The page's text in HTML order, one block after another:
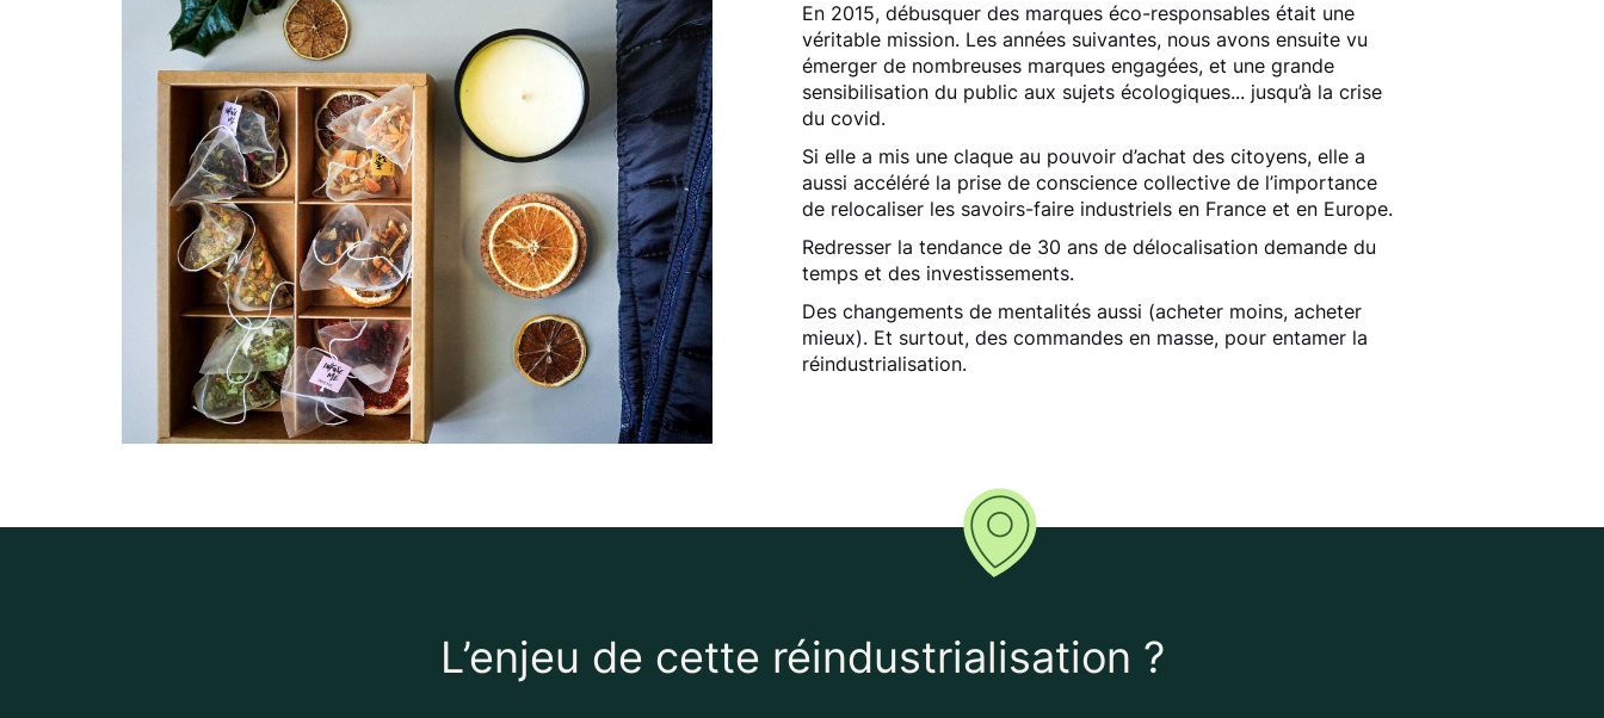
En 2015, débusquer des marques éco-responsables était une
véritable mission. Les années suivantes, nous avons ensuite vu
émerger de nombreuses marques engagées, et une grande
sensibilisation du public aux sujets écologiques... jusqu’à la crise
du covid.
Si elle a mis une claque au pouvoir d’achat des citoyens, elle a
aussi accéléré la prise de conscience collective de l’importance
de relocaliser les savoirs-faire industriels en France et en Europe.
Redresser la tendance de 30 ans de délocalisation demande du
temps et des investissements.
Des changements de mentalités aussi (acheter moins, acheter
mieux). Et surtout, des commandes en masse, pour entamer la
réindustrialisation.
L’enjeu de cette réindustrialisation ?